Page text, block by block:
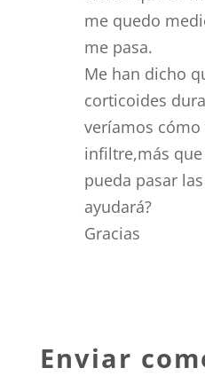
me quedo
me pasa.
Me han dicho
corticoides
veríamos cómo
infiltre,más
pueda pasar
ayudará?
Gracias
Enviar